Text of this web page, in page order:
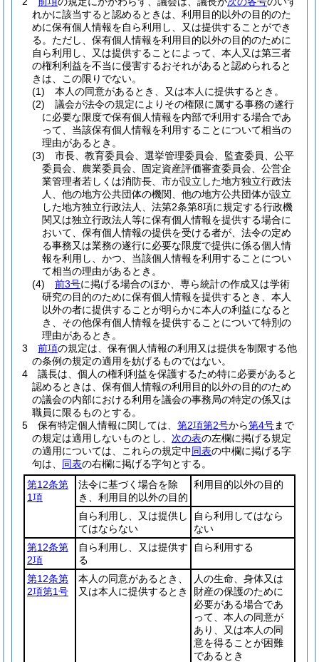
れかに該当すると認めるときは、利用目的以外の目的のた
めに保有個人情報を自ら利用し、又は提供することができ
る。 ただし、保有個人情報を利用目的以外の目的のために
自ら利用し、又は提供することによって、本人又は第三者
の権利利益を不当に侵害するおそれがあると認められると
きは、この限りでない。
(1)
本人の同意があるとき、又は本人に提供するとき。
(2)
議会が法令の規定によりその権限に属する事務の遂行
に必要な限度で保有個人情報を内部で利用する場合であ
って、当該保有個人情報を利用することについて相当の
理由があるとき。
(3)
市長、教育委員会、選挙管理委員会、監査委員、公平
委員会、農業委員会、固定資産評価審査委員会、公営企
業管理者若しくは消防長、市が設立した地方独立行政法
人、他の地方公共団体の機関、他の地方公共団体が設立
した地方独立行政法人、法第2条第8項に規定する行政機
関又は独立行政法人等に保有個人情報を提供する場合に
おいて、保有個人情報の提供を受ける者が、法令の定め
る事務又は業務の遂行に必要な限度で提供に係る個人情
報を利用し、かつ、当該個人情報を利用することについ
て相当の理由があるとき。
(4)
前3号に掲げる場合のほか、専ら統計の作成又は学術
研究の目的のために保有個人情報を提供するとき、本人
以外の者に提供することが明らかに本人の利益になると
き、その他保有個人情報を提供することについて特別の
理由があるとき。
3
前項の規定は、保有個人情報の利用又は提供を制限する他
の条例の規定の適用を妨げるものではない。
4
議長は、個人の権利利益を保護するため特に必要があると
認めるときは、保有個人情報の利用目的以外の目的のため
の議会の内部における利用を議会の事務局の特定の係又は
職員に限るものとする。
5
保有特定個人情報に関しては、 第2項第2号から第4号まで
の規定は適用しないものとし、 次の表の左欄に掲げる規定
の適用については、これらの規定中同表の中欄に掲げる字
句は、 同表の右欄に掲げる字句とする。
第12条第
1項
法令に基づく場合を除
き、利用目的以外の目的
利用目的以外の目的
自ら利用し、又は提供し
てはならない
自ら利用してはなら
ない
第12条第
2項
自ら利用し、又は提供す
る
自ら利用する
第12条第
2項第1号
本人の同意があるとき、
又は本人に提供するとき
人の生命、身体又は
財産の保護のために
必要がある場合であ
って、本人の同意が
あり、又は本人の同
意を得ることが困難
であるとき